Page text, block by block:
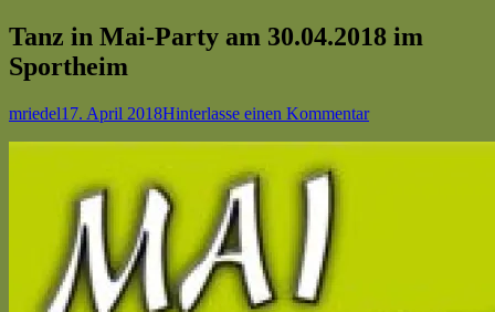
Tanz in Mai-Party am 30.04.2018 im
Sportheim
Autor
mriedelVeröffentlicht
17. April 2018Hinterlasse einen Kommentarzu